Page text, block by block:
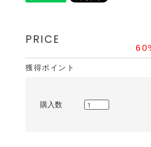
PRICE
獲得ポイント
購入数